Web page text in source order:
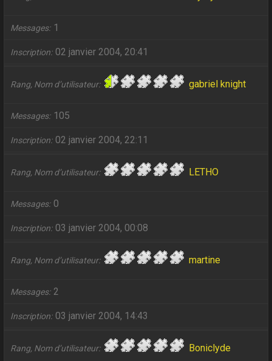
Messages 1
Inscription 02 janvier 2004, 20:41
Rang, Nom d’utilisateur gabriel knight
Messages 105
Inscription 02 janvier 2004, 22:11
Rang, Nom d’utilisateur LETHO
Messages 0
Inscription 03 janvier 2004, 00:08
Rang, Nom d’utilisateur martine
Messages 2
Inscription 03 janvier 2004, 14:43
Rang, Nom d’utilisateur Boniclyde